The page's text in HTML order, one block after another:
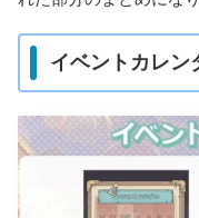
イベントカレン